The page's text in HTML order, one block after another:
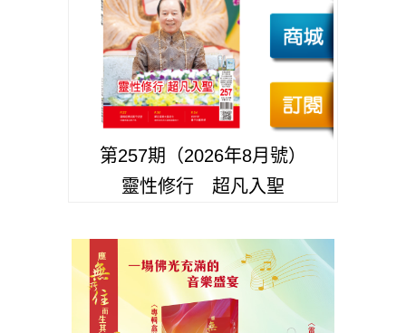
第257期（2026年8月號）
靈性修行 超凡入聖